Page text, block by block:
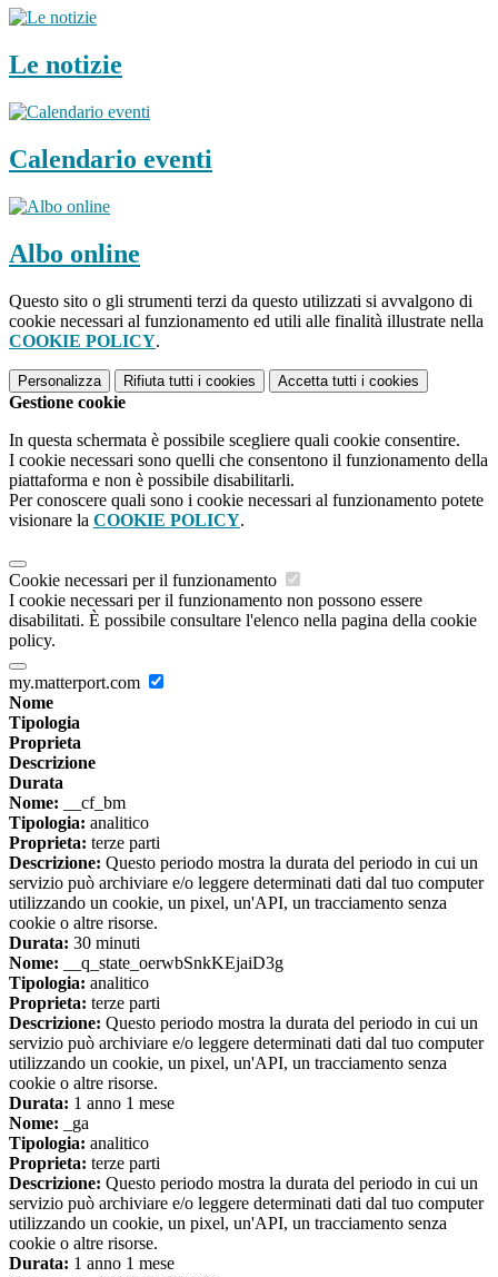
Le notizie
Calendario eventi
Albo online
Questo sito o gli strumenti terzi da questo utilizzati si avvalgono di
cookie necessari al funzionamento ed utili alle finalità illustrate nella
COOKIE POLICY.
Personalizza Rifiuta tutti i cookies Accetta tutti i cookies
Gestione cookie
In questa schermata è possibile scegliere quali cookie consentire.
I cookie necessari sono quelli che consentono il funzionamento della
piattaforma e non è possibile disabilitarli.
Per conoscere quali sono i cookie necessari al funzionamento potete
visionare la COOKIE POLICY.
Cookie necessari per il funzionamento
I cookie necessari per il funzionamento non possono essere
disabilitati. È possibile consultare l'elenco nella pagina della cookie
policy.
my.matterport.com
Nome
Tipologia
Proprieta
Descrizione
Durata
Nome: __cf_bm
Tipologia: analitico
Proprieta: terze parti
Descrizione: Questo periodo mostra la durata del periodo in cui un
servizio può archiviare e/o leggere determinati dati dal tuo computer
utilizzando un cookie, un pixel, un'API, un tracciamento senza
cookie o altre risorse.
Durata: 30 minuti
Nome: __q_state_oerwbSnkKEjaiD3g
Tipologia: analitico
Proprieta: terze parti
Descrizione: Questo periodo mostra la durata del periodo in cui un
servizio può archiviare e/o leggere determinati dati dal tuo computer
utilizzando un cookie, un pixel, un'API, un tracciamento senza
cookie o altre risorse.
Durata: 1 anno 1 mese
Nome: _ga
Tipologia: analitico
Proprieta: terze parti
Descrizione: Questo periodo mostra la durata del periodo in cui un
servizio può archiviare e/o leggere determinati dati dal tuo computer
utilizzando un cookie, un pixel, un'API, un tracciamento senza
cookie o altre risorse.
Durata: 1 anno 1 mese